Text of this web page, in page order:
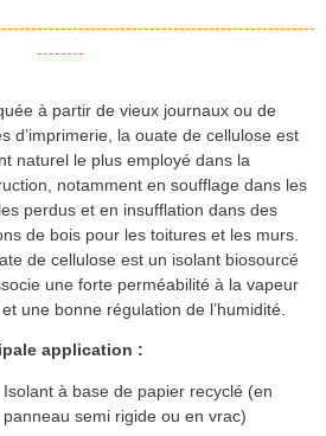
--------
à partir de vieux journaux ou de
d’imprimerie, la ouate de cellulose est
naturel le plus employé dans la
notamment en soufflage dans les
perdus et en insufflation dans des
de bois pour les toitures et les murs.
de cellulose est un isolant biosourcé
une forte perméabilité à la vapeur
et une bonne régulation de l’humidité.
application :
Isolant à base de papier recyclé (en
panneau semi rigide ou en vrac)